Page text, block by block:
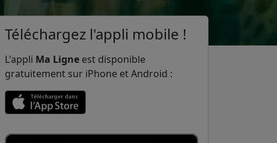
Téléchargez l'appli mobile !
L'appli Ma Ligne est disponible
gratuitement sur iPhone et Android :